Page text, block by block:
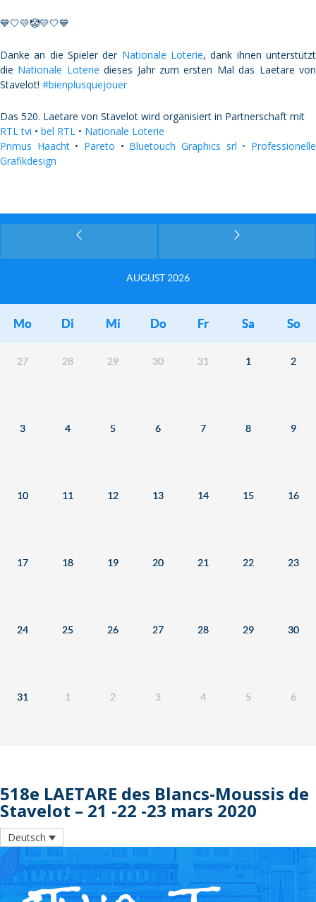
💙🤍💛🤡💛🤍💙
Danke an die Spieler der Nationale Loterie, dank ihnen unterstützt
die Nationale Loterie dieses Jahr zum ersten Mal das Laetare von
Stavelot! #bienplusquejouer
Das 520. Laetare von Stavelot wird organisiert in Partnerschaft mit
RTL tvi • bel RTL • Nationale Loterie
Primus Haacht• Pareto • Bluetouch Graphics srl • Professionelle
Grafikdesign
AUGUST 2026
Mo Di Mi Do Fr Sa So
27 28 29 30 31 1 2
3 4 5 6 7 8 9
10 11 12 13 14 15 16
17 18 19 20 21 22 23
24 25 26 27 28 29 30
31 1 2 3 4 5 6
518e LAETARE des Blancs-Moussis de
Stavelot – 21 -22 -23 mars 2020
Deutsch